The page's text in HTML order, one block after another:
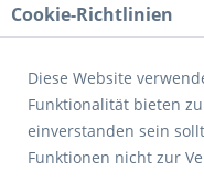
Cookie-Richtlinien
Diese Website
Funktionalität bieten
einverstanden sein
Funktionen nicht zur